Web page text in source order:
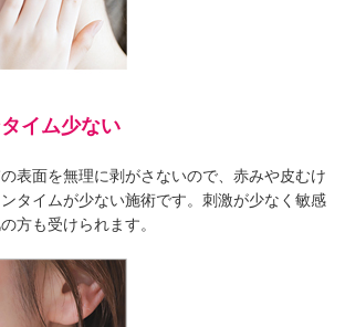
イム少ない
表面を無理に剥がさないので、赤みや皮むけ
タイムが少ない施術です。刺激が少なく敏感
方も受けられます。